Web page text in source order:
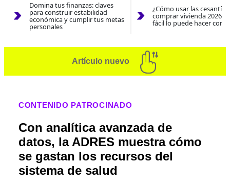
Domina tus finanzas: claves
para construir estabilidad
económica y cumplir tus metas
personales
¿Cómo usar las
comprar vivienda 2026?
fácil lo puede hacer con
Artículo nuevo
CONTENIDO PATROCINADO
Con analítica avanzada de
datos, la ADRES muestra cómo
se gastan los recursos del
sistema de salud